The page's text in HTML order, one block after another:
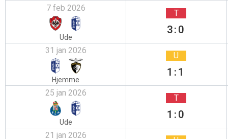
7 feb 2026
Ude
T
3:0
31 jan 2026
Hjemme
U
1:1
25 jan 2026
Ude
T
1:0
21 jan 2026